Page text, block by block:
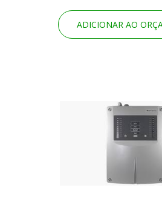
ADICIONAR AO